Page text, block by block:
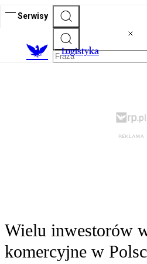
Serwisy
Logistyka
Wielu inwestorów
komercyjne w